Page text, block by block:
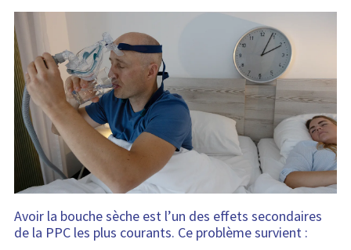
Avoir la bouche sèche est l’un des effets secondaires
de la PPC les plus courants. Ce problème survient :